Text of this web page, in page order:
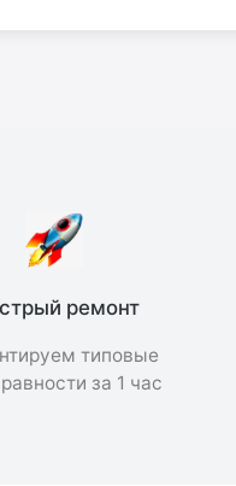
ремонт
типовые
за 1 час